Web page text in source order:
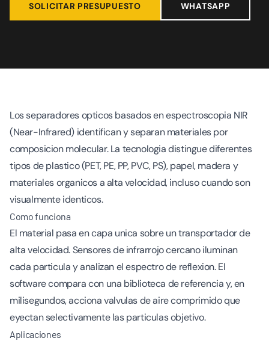
SOLICITAR PRESUPUESTO WHATSAPP
Los separadores opticos basados en espectroscopia NIR
(Near-Infrared) identifican y separan materiales por
composicion molecular. La tecnologia distingue diferentes
tipos de plastico (PET, PE, PP, PVC, PS), papel, madera y
materiales organicos a alta velocidad, incluso cuando son
visualmente identicos.
Como funciona
El material pasa en capa unica sobre un transportador de
alta velocidad. Sensores de infrarrojo cercano iluminan
cada particula y analizan el espectro de reflexion. El
software compara con una biblioteca de referencia y, en
milisegundos, acciona valvulas de aire comprimido que
eyectan selectivamente las particulas objetivo.
Aplicaciones